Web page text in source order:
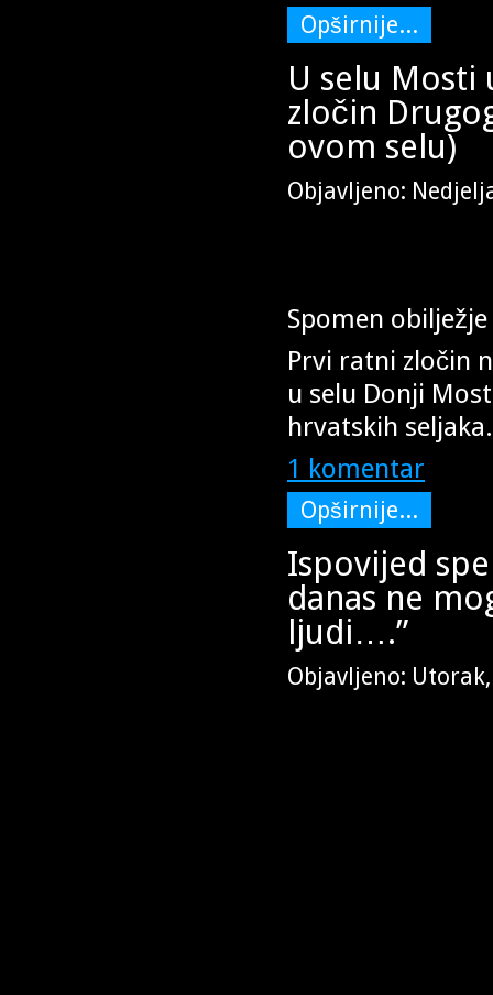
Opširnije...
U selu
zločin
ovom selu)
Objavljeno:
Spomen
Prvi ratni zločin
u selu Donji
hrvatskih seljaka.
1 komentar
Opširnije...
Ispovijed
danas ne
ljudi….”
Objavljeno: